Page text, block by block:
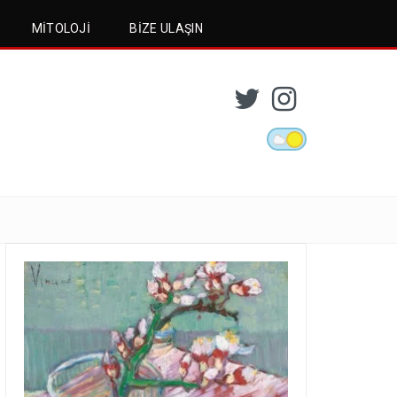
MITOLOJI BIZE ULAŞIN